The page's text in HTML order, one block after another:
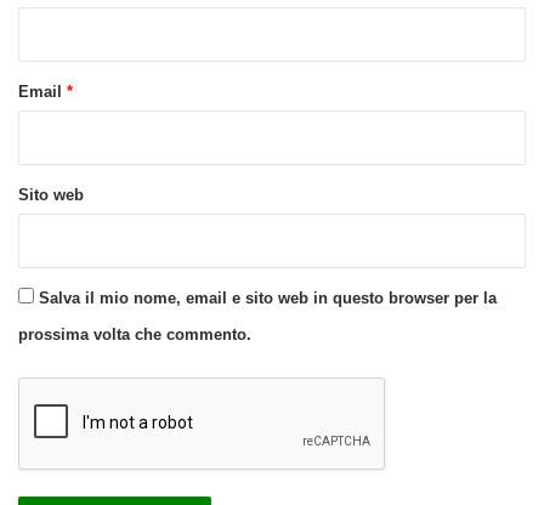
Email *
Sito web
Salva il mio nome, email e sito web in questo browser per la
prossima volta che commento.